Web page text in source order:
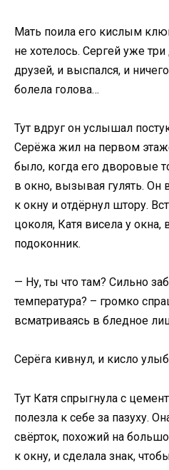
Мать поила его кислым
не хотелось. Сергей уже
друзей, и выспался, и
болела голова…
Тут вдруг он услышал
Серёжа жил на первом
было, когда его дворовые
в окно, вызывая гулять. Он
к окну и отдёрнул штору.
цоколя, Катя висела у
подоконник.
— Ну, ты что там? Сильно
температура? – громко
всматриваясь в бледное
Серёга кивнул, и кисло
Тут Катя спрыгнула с
полезла к себе за пазуху.
свёрток, похожий на
к окну, и сделала знак,